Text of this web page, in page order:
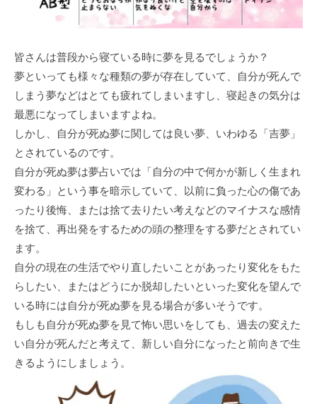
皆さんは普段から寝ている時に夢を見るでしょうか？
夢といっても様々な種類の夢が存在していて、自分が死んで
しまう夢などはとても疲れてしまいますし、寝起きの気分は
最悪になってしまいますよね。
しかし、自分が死ぬ夢に関しては良い夢、いわゆる「吉夢」
とされているのです。
自分が死ぬ夢は夢占いでは「自分の中で何かが新しく生まれ
変わる」という事を暗示していて、以前に負った心の傷であ
ったり後悔、または捨て去りたい考えなどのマイナスな感情
を捨て、再出発をするための頭の整理をする夢だとされてい
ます。
自分の現在の生活でやり直したいことがあったり変化をもた
らしたい、またはどうにか脱却したいといった変化を望んで
いる時には自分が死ぬ夢を見る場合が多いそうです。
もしも自分が死ぬ夢を見て怖い思いをしても、過去の変えた
い自分が死んだと考えて、新しい自分になったと前向きで生
きるようにしましょう。